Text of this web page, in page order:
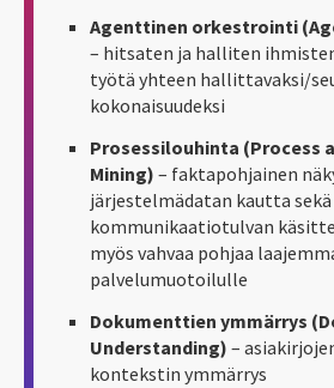
Agenttinen orkestrointi
– hitsaten ja halliten
työtä yhteen hallittavaksi/
kokonaisuudeksi
Prosessilouhinta (Process
Mining) – faktapohjainen
järjestelmädatan kautta sekä
kommunikaatiotulvan
myös vahvaa pohjaa
palvelumuotoilulle
Dokumenttien ymmärrys
Understanding) –
kontekstin ymmärrys